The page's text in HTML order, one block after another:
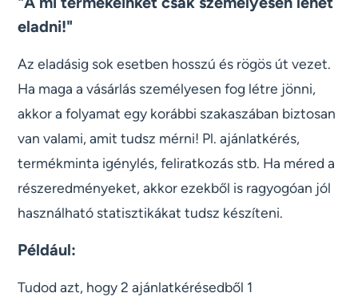
eladni!"
Az eladásig sok esetben hosszú és rögös út vezet.
Ha maga a vásárlás személyesen fog létre jönni,
akkor a folyamat egy korábbi szakaszában biztosan
van valami, amit tudsz mérni! Pl. ajánlatkérés,
termékminta igénylés, feliratkozás stb. Ha méred a
részeredményeket, akkor ezekből is ragyogóan jól
használható statisztikákat tudsz készíteni.
Például:
Tudod azt, hogy 2 ajánlatkérésedből 1